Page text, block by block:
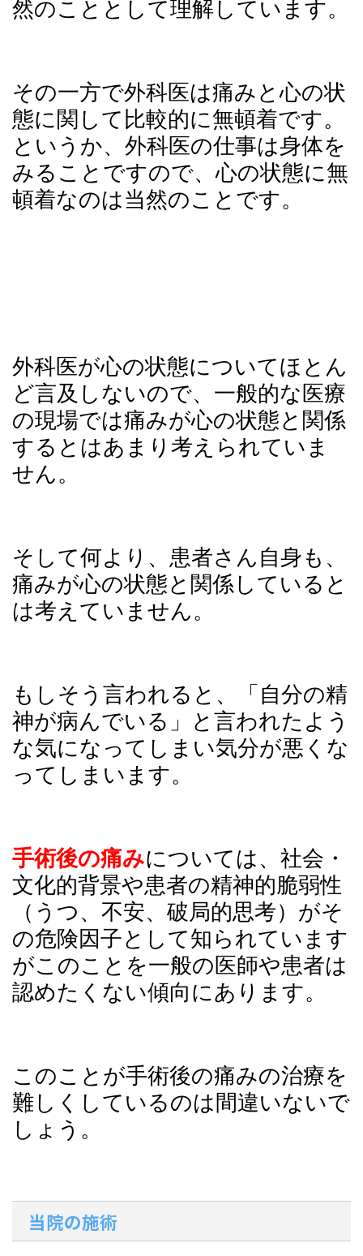
然のこととして理解しています。
その一方で外科医は痛みと心の状
態に関して比較的に無頓着です。
というか、外科医の仕事は身体を
みることですので、心の状態に無
頓着なのは当然のことです。
外科医が心の状態についてほとん
ど言及しないので、一般的な医療
の現場では痛みが心の状態と関係
するとはあまり考えられていま
せん。
そして何より、患者さん自身も、
痛みが心の状態と関係していると
は考えていません。
もしそう言われると、「自分の精
神が病んでいる」と言われたよう
な気になってしまい気分が悪くな
ってしまいます。
手術後の痛みについては、社会・
文化的背景や患者の精神的脆弱性
（うつ、不安、破局的思考）がそ
の危険因子として知られています
がこのことを一般の医師や患者は
認めたくない傾向にあります。
このことが手術後の痛みの治療を
難しくしているのは間違いないで
しょう。
当院の施術